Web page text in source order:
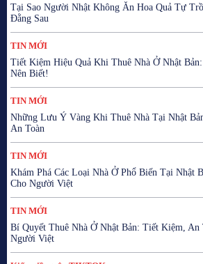
Tại Sao Người Nhật Không Ăn Hoa Quả Tự
Đằng Sau
TIN MỚI
Tiết Kiệm Hiệu Quả Khi Thuê Nhà Ở Nhật
Nên Biết!
TIN MỚI
Những Lưu Ý Vàng Khi Thuê Nhà Tại Nhật
An Toàn
TIN MỚI
Khám Phá Các Loại Nhà Ở Phổ Biến Tại Nhật
Cho Người Việt
TIN MỚI
Bí Quyết Thuê Nhà Ở Nhật Bản: Tiết Kiệm, An
Người Việt